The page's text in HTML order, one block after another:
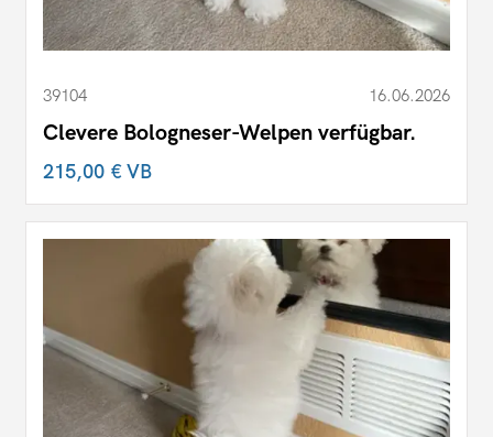
39104 16.06.2026
Clevere Bologneser-Welpen verfügbar.
215,00 €VB